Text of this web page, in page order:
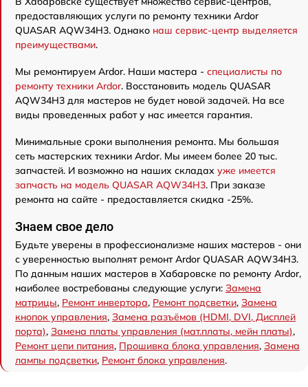
предоставляющих услуги по ремонту техники Ardor
QUASAR AQW34H3. Однако наш сервис-центр выделяется
преимуществами.
Мы ремонтируем Ardor. Наши мастера - специалисты по
ремонту техники Ardor. Восстановить модель QUASAR
AQW34H3 для мастеров не будет новой задачей. На все
виды проведенных работ у нас имеется гарантия.
Минимальные сроки выполнения ремонта. Мы большая
сеть мастерских техники Ardor. Мы имеем более 20 тыс.
запчастей. И возможно на наших складах уже имеется
запчасть на модель QUASAR AQW34H3. При заказе
ремонта на сайте - предоставляется скидка -25%.
Знаем свое дело
Будьте уверены в профессионализме наших мастеров - они
с уверенностью выполнят ремонт Ardor QUASAR AQW34H3.
По данным наших мастеров в Хабаровске по ремонту Ardor,
наиболее востребованы следующие услуги: Замена
матрицы, Ремонт инвертора, Ремонт подсветки, Замена
кнопок управления, Замена разъёмов (HDMI, DVI, Дисплей
порта), Замена платы управления (мат.платы, мейн платы),
Ремонт цепи питания, Прошивка блока управления, Замена
лампы подсветки, Ремонт блока управления.